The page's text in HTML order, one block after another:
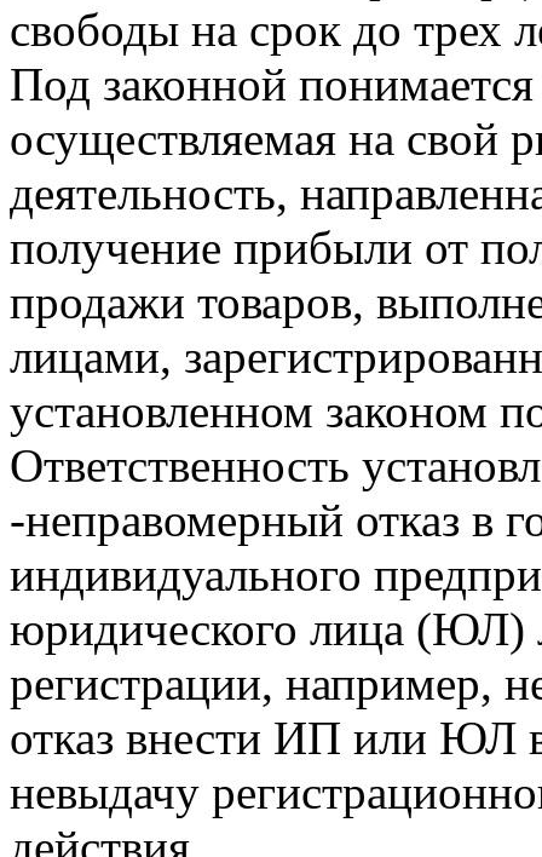
свободы на срок до трех
Под законной понимается
осуществляемая на свой
деятельность,
получение прибыли от
продажи товаров,
лицами,
установленном законом
Ответственность
-неправомерный отказ в
индивидуального
юридического лица (ЮЛ)
регистрации, например,
отказ внести ИП или ЮЛ
невыдачу
действия.